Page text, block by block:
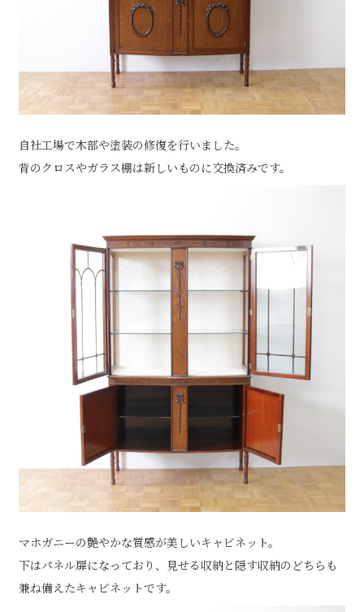
自社工場で木部や塗装の修復を行いました。
背のクロスやガラス棚は新しいものに交換済みです。
マホガニーの艶やかな質感が美しいキャビネット。
下はパネル扉になっており、見せる収納と隠す収納のどちらも
兼ね備えたキャビネットです。